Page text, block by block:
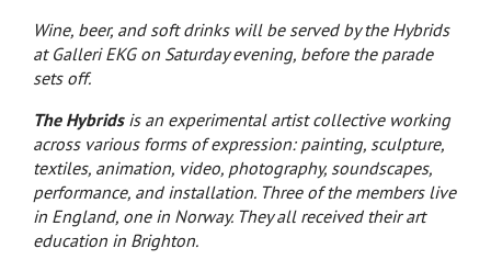
Wine, beer, and soft drinks will be served by the Hybrids
at Galleri EKG on Saturday evening, before the parade
sets off.
The Hybridsis an experimental artist collective working
across various forms of expression: painting, sculpture,
textiles, animation, video, photography, soundscapes,
performance, and installation. Three of the members live
in England, one in Norway. They all received their art
education in Brighton.